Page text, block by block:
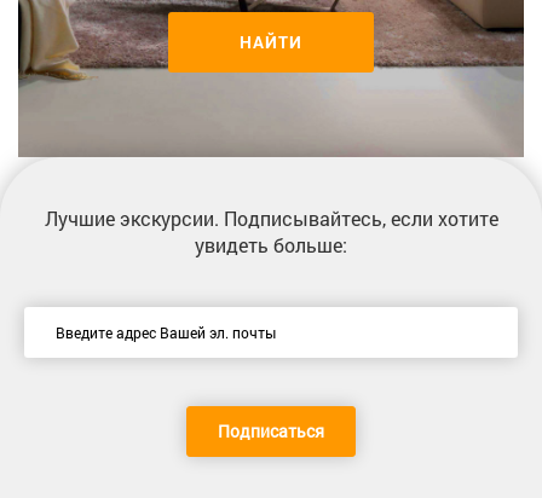
НАЙТИ
Лучшие экскурсии. Подписывайтесь, если хотите
увидеть больше:
Подписаться